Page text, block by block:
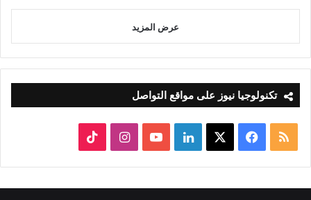
عرض المزيد
تكنولوجيا نيوز على مواقع التواصل
ملخص
الموقع
RSS
فيسبوك لينكدإن‫YouTubeانستقرام